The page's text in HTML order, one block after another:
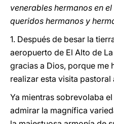
venerables hermanos en
queridos hermanos y
1. Después de besar la
aeropuerto de El Alto de
gracias a Dios, porque me
realizar esta visita pastoral
Ya mientras sobrevolaba
admirar la magnífica